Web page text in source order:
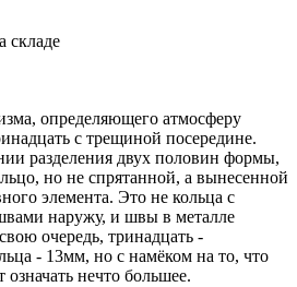
складе
определяющего атмосферу
с трещиной посередине.
разделения двух половин формы,
но не спрятанной, а вынесенной
элемента. Это не кольца с
наружу, и швы в металле
очередь, тринадцать -
- 13мм, но с намёком на то, что
означать нечто большее.